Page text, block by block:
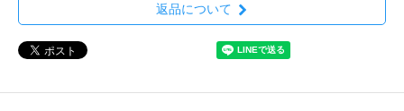
返品について